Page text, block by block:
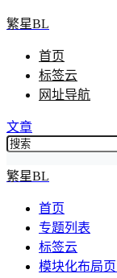
繁星BL
首页
标签云
网址导航
文章
繁星BL
首页
专题列表
标签云
模块化布局